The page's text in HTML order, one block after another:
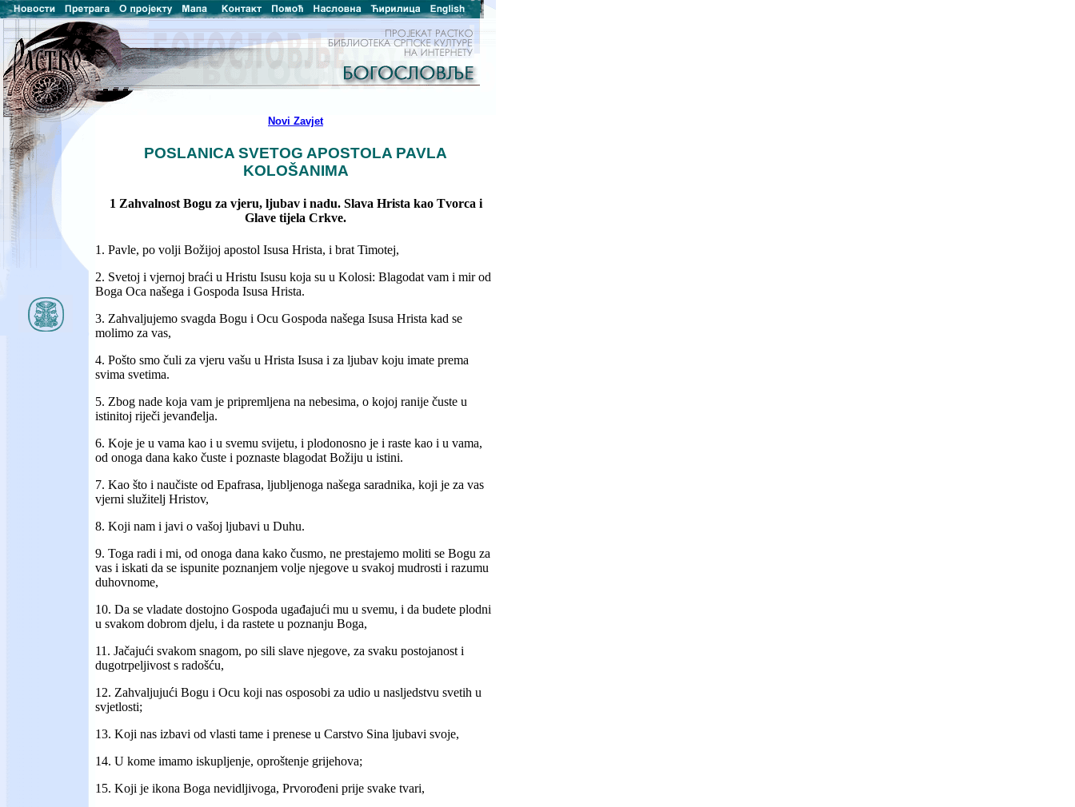
Novi Zavjet
POSLANICA SVETOG APOSTOLA PAVLA
KOLOŠANIMA
1 Zahvalnost Bogu za vjeru, ljubav i nadu. Slava Hrista kao Tvorca i
Glave tijela Crkve.
1. Pavle, po volji Božijoj apostol Isusa Hrista, i brat Timotej,
2. Svetoj i vjernoj braći u Hristu Isusu koja su u Kolosi: Blagodat vam i mir od
Boga Oca našega i Gospoda Isusa Hrista.
3. Zahvaljujemo svagda Bogu i Ocu Gospoda našega Isusa Hrista kad se
molimo za vas,
4. Pošto smo čuli za vjeru vašu u Hrista Isusa i za ljubav koju imate prema
svima svetima.
5. Zbog nade koja vam je pripremljena na nebesima, o kojoj ranije čuste u
istinitoj riječi jevanđelja.
6. Koje je u vama kao i u svemu svijetu, i plodonosno je i raste kao i u vama,
od onoga dana kako čuste i poznaste blagodat Božiju u istini.
7. Kao što i naučiste od Epafrasa, ljubljenoga našega saradnika, koji je za vas
vjerni služitelj Hristov,
8. Koji nam i javi o vašoj ljubavi u Duhu.
9. Toga radi i mi, od onoga dana kako čusmo, ne prestajemo moliti se Bogu za
vas i iskati da se ispunite poznanjem volje njegove u svakoj mudrosti i razumu
duhovnome,
10. Da se vladate dostojno Gospoda ugađajući mu u svemu, i da budete plodni
u svakom dobrom djelu, i da rastete u poznanju Boga,
11. Jačajući svakom snagom, po sili slave njegove, za svaku postojanost i
dugotrpeljivost s radošću,
12. Zahvaljujući Bogu i Ocu koji nas osposobi za udio u nasljedstvu svetih u
svjetlosti;
13. Koji nas izbavi od vlasti tame i prenese u Carstvo Sina ljubavi svoje,
14. U kome imamo iskupljenje, oproštenje grijehova;
15. Koji je ikona Boga nevidljivoga, Prvorođeni prije svake tvari,